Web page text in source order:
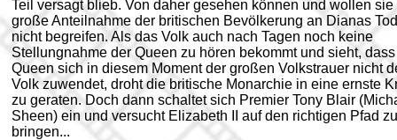
Teil versagt blieb. Von daher gesehen können und wollen sie
große Anteilnahme der britischen Bevölkerung an Dianas Tod
nicht begreifen. Als das Volk auch nach Tagen noch keine
Stellungnahme der Queen zu hören bekommt und sieht,
Queen sich in diesem Moment der großen Volkstrauer nicht
Volk zuwendet, droht die britische Monarchie in eine ernste
zu geraten. Doch dann schaltet sich Premier Tony Blair
Sheen) ein und versucht Elizabeth II auf den richtigen Pfad zu
bringen...